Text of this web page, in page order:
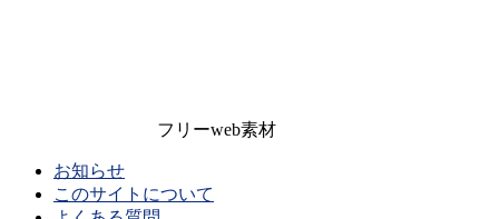
フリーweb素材
お知らせ
このサイトについて